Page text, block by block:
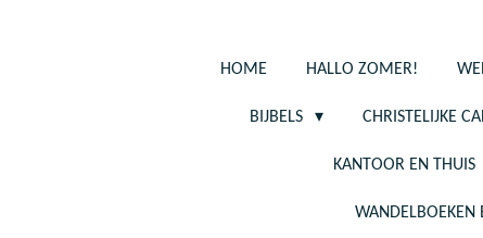
HOME HALLO ZOMER!
BIJBELS CHRISTELIJKE
KANTOOR EN THUIS
WANDELBOEKEN